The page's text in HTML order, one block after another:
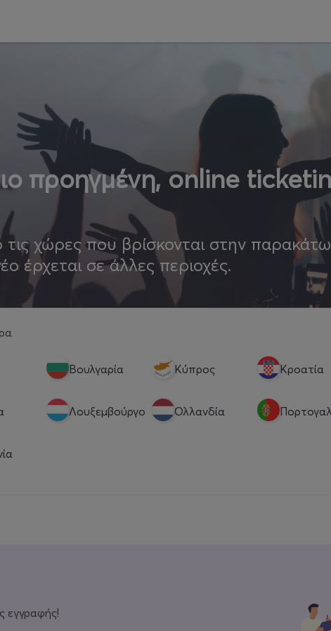
προηγμένη, online
τις χώρες που βρίσκονται στην παρακάτω
έρχεται σε άλλες περιοχές.
Βουλγαρία Κύπρος Κροατία
Λουξεμβούργο Ολλανδία
εγγραφής!